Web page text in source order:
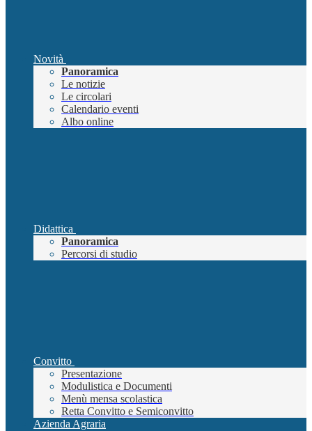
Novità
Panoramica
Le notizie
Le circolari
Calendario eventi
Albo online
Didattica
Panoramica
Percorsi di studio
Convitto
Presentazione
Modulistica e Documenti
Menù mensa scolastica
Retta Convitto e Semiconvitto
Azienda Agraria